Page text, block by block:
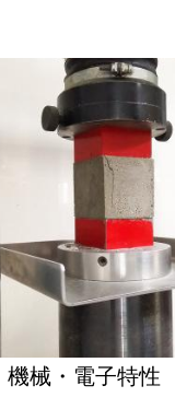
機械・電子特性